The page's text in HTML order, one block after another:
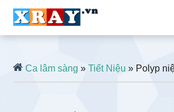
Ca lâm sàng »Tiết Niệu » Polyp